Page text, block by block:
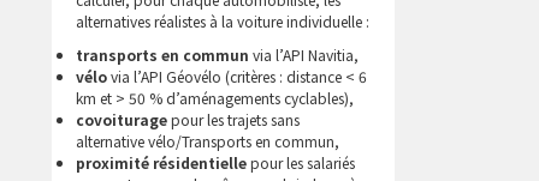
alternatives réalistes à la voiture individuelle :
transports en commun via l’API Navitia,
vélovia l’API Géovélo (critères : distance < 6
km et > 50 % d’aménagements cyclables),
covoituragepour les trajets sans
alternative vélo/Transports en commun,
proximité résidentiellepour les salariés